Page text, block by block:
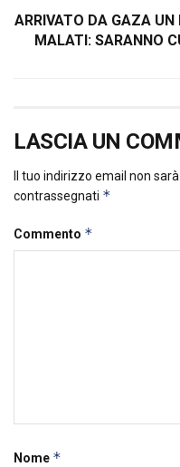
ARRIVATO DA GAZA
MALATI: SARANNO
LASCIA UN
Il tuo indirizzo email non
contrassegnati *
Commento *
Nome *